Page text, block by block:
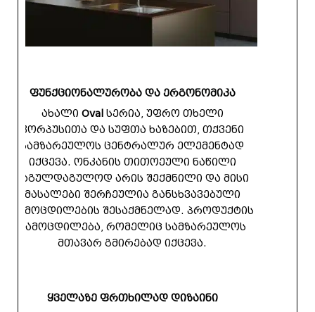
ფუნქციონალურობა და ერგონომიკა
ახალი Oval სერია, უფრო თხელი
კორპუსითა და სუფთა ხაზებით, თქვენი
სამზარეულოს ცენტრალურ ელემენტად
იქცევა. ონკანის თითოეული ნაწილი
საგულდაგულოდ არის შექმნილი და მისი
მასალები შერჩეულია განსხვავებული
გამოცდილების შესაქმნელად. პროდუქტის
გამოცდილება, რომელიც სამზარეულოს
მთავარ გმირებად იქცევა.
ყველაზე ფრთხილად დიზაინი